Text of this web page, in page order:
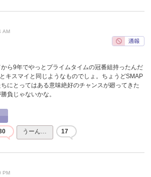
AM
ら9年でやっとプライムタイムの冠番組持ったんだ
キスマイと同じようなものでしょ。ちょうどSMAP
にとってはある意味絶好のチャンスが廻ってきた
負じゃないかな。
うーん… 17
PM